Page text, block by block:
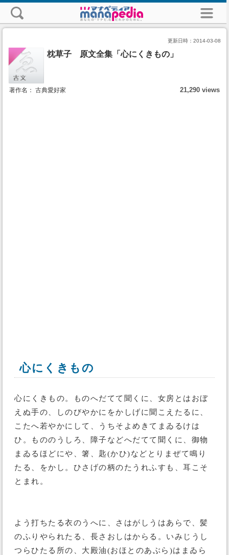
更新日時： 2014-03-08
枕草子 原文全集「心にくきもの」
著作名： 古典愛好家 21,290 views
心にくきもの
心にくきもの。ものへだてて聞くに、女房とはおぼ
えぬ手の、しのびやかにをかしげに聞こえたるに、
こたへ若やかにして、うちそよめきてまゐるけは
ひ。もののうしろ、障子などへだてて聞くに、御物
まゐるほどにや、箸、匙(かひ)などとりまぜて鳴り
たる、をかし。ひさげの柄のたうれふすも、耳こそ
とまれ。
よう打ちたる衣のうへに、さはがしうはあらで、髪
のふりやられたる、長さおしはからる。いみじうし
つらひたる所の、大殿油(おほとのあぶら)はまゐら